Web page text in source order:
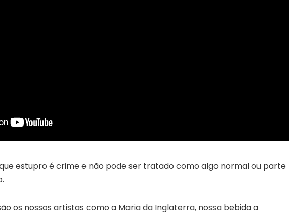
estupro é crime e não pode ser tratado como algo normal ou parte
os nossos artistas como a Maria da Inglaterra, nossa bebida a